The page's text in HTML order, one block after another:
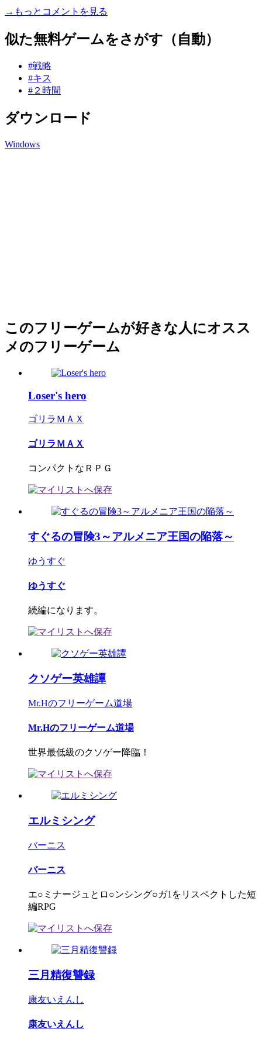
→もっとコメントを見る
似た無料ゲームをさがす（自動）
#戦略
#キス
#２時間
ダウンロード
Windows
このフリーゲームが好きな人にオスス
メのフリーゲーム
Loser's hero
ゴリラＭＡＸ
ゴリラＭＡＸ
コンパクトなＲＰＧ
すぐるの冒険3～アルメニア王国の陥落～
ゆうすぐ
ゆうすぐ
続編になります。
クソゲー英雄譚
Mr.Hのフリーゲーム道場
Mr.Hのフリーゲーム道場
世界最低級のクソゲー降臨！
エルミシング
バーニス
バーニス
エ○ミナージュとロ○ンシング○ガ1をリスペクトした短
編RPG
三月精復讐録
康友いえんし
康友いえんし